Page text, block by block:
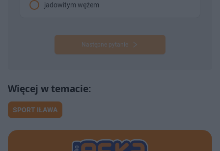
jadowitym wężem
Następne pytanie
SPORT IŁAWA